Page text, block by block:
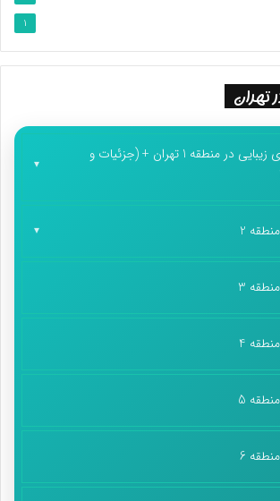
1
تهران
بهترین کلینیک های زیبایی در منطقه 1 تهران + (جزئیات و
2
3
4
5
6